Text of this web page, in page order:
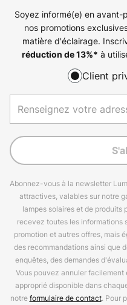
Soyez informé(e) en avant-
nos promotions
matière d'éclairage.
réduction de13%* à
Client
Abonnez-vous à la newsletter
attractives, valables sur notre
lampes solaires et de produits
recevez toutes les informations
promotion et autres offres, mais
des recommandations ainsi que
enquêtes, des demandes
Vous pouvez annuler
approprié disponible dans
notreformulaire de contact. Pour